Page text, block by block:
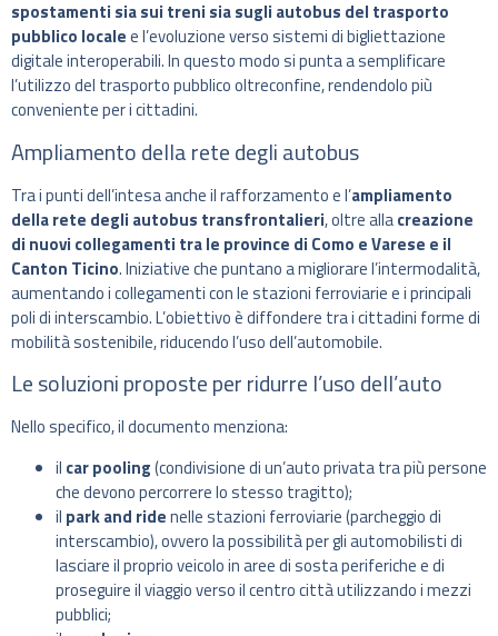
spostamenti sia sui treni sia sugli autobus del trasporto
pubblico localee l’evoluzione verso sistemi di bigliettazione
digitale interoperabili. In questo modo si punta a semplificare
l’utilizzo del trasporto pubblico oltreconfine, rendendolo più
conveniente per i cittadini.
Ampliamento della rete degli autobus
Tra i punti dell’intesa anche il rafforzamento e l’ampliamento
della rete degli autobus transfrontalieri, oltre allacreazione
di nuovi collegamenti tra le province di Como e Varese e il
Canton Ticino. Iniziative che puntano a migliorare l’intermodalità,
aumentando i collegamenti con le stazioni ferroviarie e i principali
poli di interscambio. L’obiettivo è diffondere tra i cittadini forme di
mobilità sostenibile, riducendo l’uso dell’automobile.
Le soluzioni proposte per ridurre l’uso dell’auto
Nello specifico, il documento menziona:
il car pooling(condivisione di un’auto privata tra più persone
che devono percorrere lo stesso tragitto);
il park and ridenelle stazioni ferroviarie (parcheggio di
interscambio), ovvero la possibilità per gli automobilisti di
lasciare il proprio veicolo in aree di sosta periferiche e di
proseguire il viaggio verso il centro città utilizzando i mezzi
pubblici;